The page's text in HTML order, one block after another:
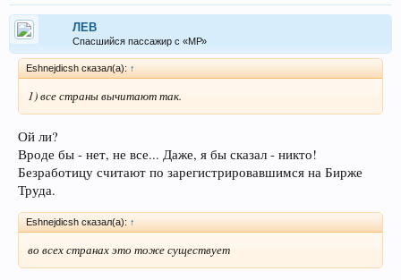
ЛEB
Спасшийся пассажир с «МР»
Eshnejdicsh сказал(а): ↑
1) все страны вычитают так.
Ой ли?
Вроде бы - нет, не все... Даже, я бы сказал - никто!
Безработицу считают по зарегистрировавшимся на Бирже
Труда.
Eshnejdicsh сказал(а): ↑
во всех странах это тоже существует